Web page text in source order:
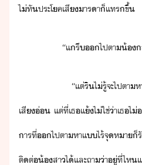
ไ่ทั​ประโค​เสี​ารา​็​แทร​ขึ้
​“​แ​รี​​ไป​ตา​้
​“​แต่​ริ​ไ่รู้​จะ​ไป​ตา
เสี่​ ​แต่​ที่​เธ​แ้​ไ่ใช่​่า​เธ​ไ
าร​ที่​​ไป​ตาหา​แ​ไร้จุหา​็​รั
ติต่​้สา​ไ้​และ​ถา​่า​ู่​ที่ไห​